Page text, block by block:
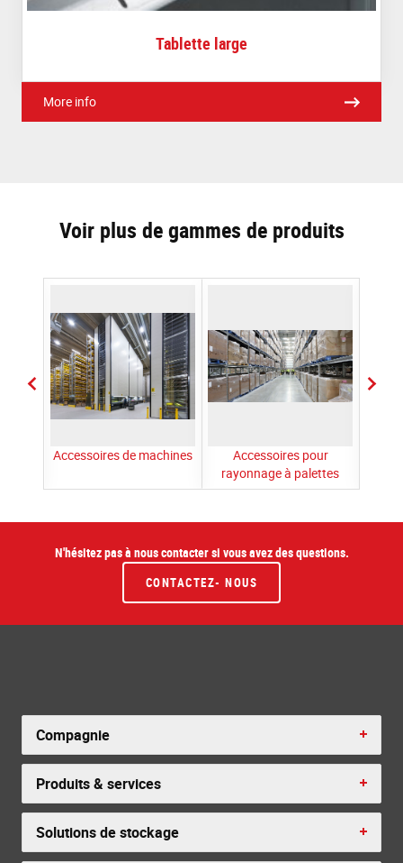
Tablette large
More info
Voir plus de gammes de produits
Accessoires de machines
Accessoires pour
rayonnage à palettes
N'hésitez pas à nous contacter si vous avez des questions.
CONTACTEZ- NOUS
Compagnie
Produits & services
Solutions de stockage